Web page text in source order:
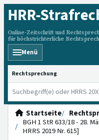
HRR-
Online-Zeitschrift und
für höchstrichterliche
Menü
HRRS durchsuchen
Startseite
BGH 1 StR 633/18 - 28.
HRRS 2019 Nr. 615]